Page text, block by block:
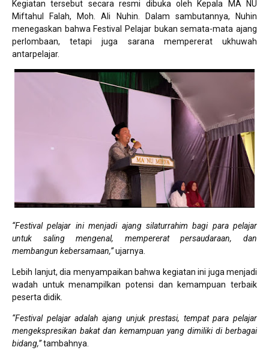
Kegiatan tersebut secara resmi dibuka oleh Kepala MA NU
Miftahul Falah, Moh. Ali Nuhin. Dalam sambutannya, Nuhin
menegaskan bahwa Festival Pelajar bukan semata-mata ajang
perlombaan, tetapi juga sarana mempererat ukhuwah
antarpelajar.
“Festival pelajar ini menjadi ajang silaturrahim bagi para pelajar
untuk saling mengenal, mempererat persaudaraan, dan
membangun kebersamaan,”ujarnya.
Lebih lanjut, dia menyampaikan bahwa kegiatan ini juga menjadi
wadah untuk menampilkan potensi dan kemampuan terbaik
peserta didik.
“Festival pelajar adalah ajang unjuk prestasi, tempat para pelajar
mengekspresikan bakat dan kemampuan yang dimiliki di berbagai
bidang,”tambahnya.